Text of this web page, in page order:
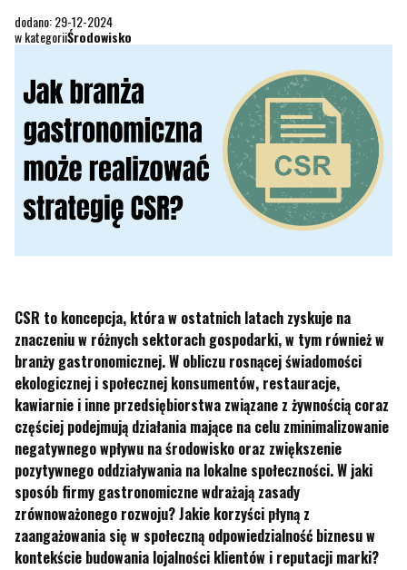
dodano: 29-12-2024
w kategoriiŚrodowisko
CSR to koncepcja, która w ostatnich latach zyskuje na
znaczeniu w różnych sektorach gospodarki, w tym również w
branży gastronomicznej. W obliczu rosnącej świadomości
ekologicznej i społecznej konsumentów, restauracje,
kawiarnie i inne przedsiębiorstwa związane z żywnością coraz
częściej podejmują działania mające na celu zminimalizowanie
negatywnego wpływu na środowisko oraz zwiększenie
pozytywnego oddziaływania na lokalne społeczności. W jaki
sposób firmy gastronomiczne wdrażają zasady
zrównoważonego rozwoju? Jakie korzyści płyną z
zaangażowania się w społeczną odpowiedzialność biznesu w
kontekście budowania lojalności klientów i reputacji marki?